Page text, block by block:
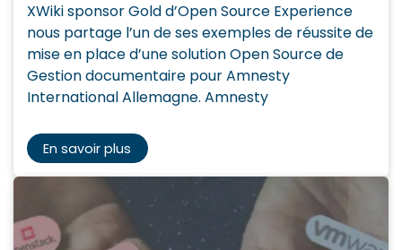
XWiki sponsor Gold d’Open Source Experience
nous partage l’un de ses exemples de réussite de
mise en place d’une solution Open Source de
Gestion documentaire pour Amnesty
International Allemagne. Amnesty
En savoir plus